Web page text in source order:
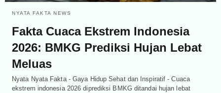
NYATA FAKTA NEWS
Fakta Cuaca Ekstrem Indonesia
2026: BMKG Prediksi Hujan Lebat
Meluas
Nyata Nyata Fakta - Gaya Hidup Sehat dan Inspiratif - Cuaca
ekstrem indonesia 2026 diprediksi BMKG ditandai hujan lebat